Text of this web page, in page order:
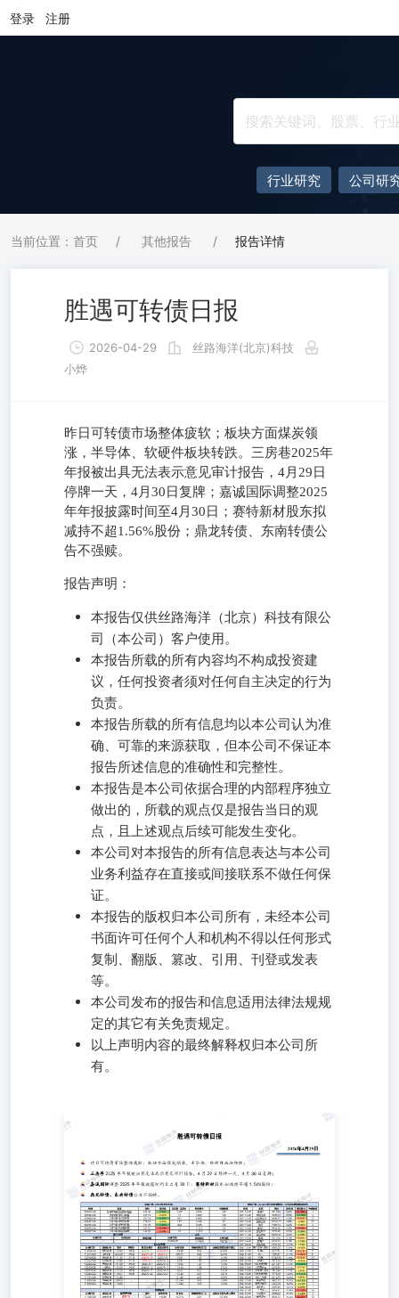
登录 注册
行业研究 公司研
当前位置：首页 / 其他报告 / 报告详情
胜遇可转债日报
2026-04-29
丝路海洋(北京)科技
小烨
昨日可转债市场整体疲软；板块方面煤炭领
涨，半导体、软硬件板块转跌。三房巷2025年
年报被出具无法表示意见审计报告，4月29日
停牌一天，4月30日复牌；嘉诚国际调整2025
年年报披露时间至4月30日；赛特新材股东拟
减持不超1.56%股份；鼎龙转债、东南转债公
告不强赎。
报告声明：
本报告仅供丝路海洋（北京）科技有限公
司（本公司）客户使用。
本报告所载的所有内容均不构成投资建
议，任何投资者须对任何自主决定的行为
负责。
本报告所载的所有信息均以本公司认为准
确、可靠的来源获取，但本公司不保证本
报告所述信息的准确性和完整性。
本报告是本公司依据合理的内部程序独立
做出的，所载的观点仅是报告当日的观
点，且上述观点后续可能发生变化。
本公司对本报告的所有信息表达与本公司
业务利益存在直接或间接联系不做任何保
证。
本报告的版权归本公司所有，未经本公司
书面许可任何个人和机构不得以任何形式
复制、翻版、篡改、引用、刊登或发表
等。
本公司发布的报告和信息适用法律法规规
定的其它有关免责规定。
以上声明内容的最终解释权归本公司所
有。
昨日可转债市场整体疲软；板块方面煤炭领涨，半导体、软
硬件板块转跌； 三房巷2025年年报被出具无法表示意见审
计报告，4月29日停牌一天，4月30日复牌； 嘉诚国际调整
2025年年报披露时间至4月30日；赛特新材股东拟减持不超
1.56%股份； 鼎龙转债、东南转债公告不强赎。 报告声明
1.本报告仅供丝路海洋（北京）科技有限公司（本公司）客
户使用。 2.本报告所载的所有内容均不构成投资建议，任
何投资者须对任何自主决定的行为负责。任何投资者因信赖
本报告而进行的投资或其他行动并由此产生的任何损失，均
由投资者自行承担，本公司不承担任何法律责任。3.本报告